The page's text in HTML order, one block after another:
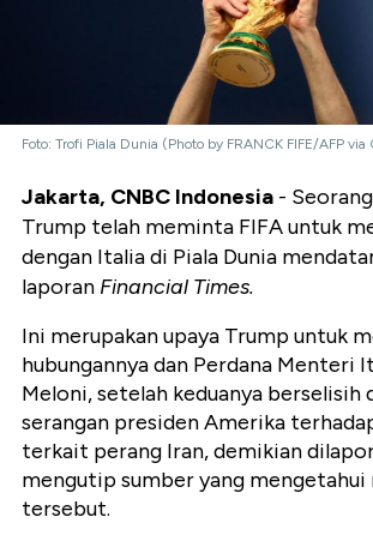
Foto: Trofi Piala Dunia (Photo by FRANCK FIFE/AFP via
Jakarta, CNBC Indonesia -
Trump telah meminta FIFA untuk
dengan Italia di Piala Dunia
laporan Financial Times.
Ini merupakan upaya Trump untuk
hubungannya dan Perdana Menteri
Meloni, setelah keduanya berselisih
serangan presiden Amerika
terkait perang Iran, demikian
mengutip sumber yang mengetahui
tersebut.